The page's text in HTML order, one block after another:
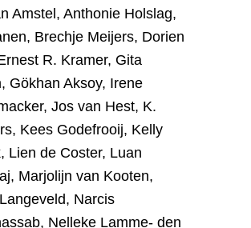
Amstel, Anthonie Holslag,
Brechje Meijers, Dorien
R. Kramer, Gita
Gökhan Aksoy, Irene
Jos van Hest, K.
Kees Godefrooij, Kelly
Lien de Coster, Luan
Marjolijn van Kooten,
Narcis
Nelleke Lamme- den